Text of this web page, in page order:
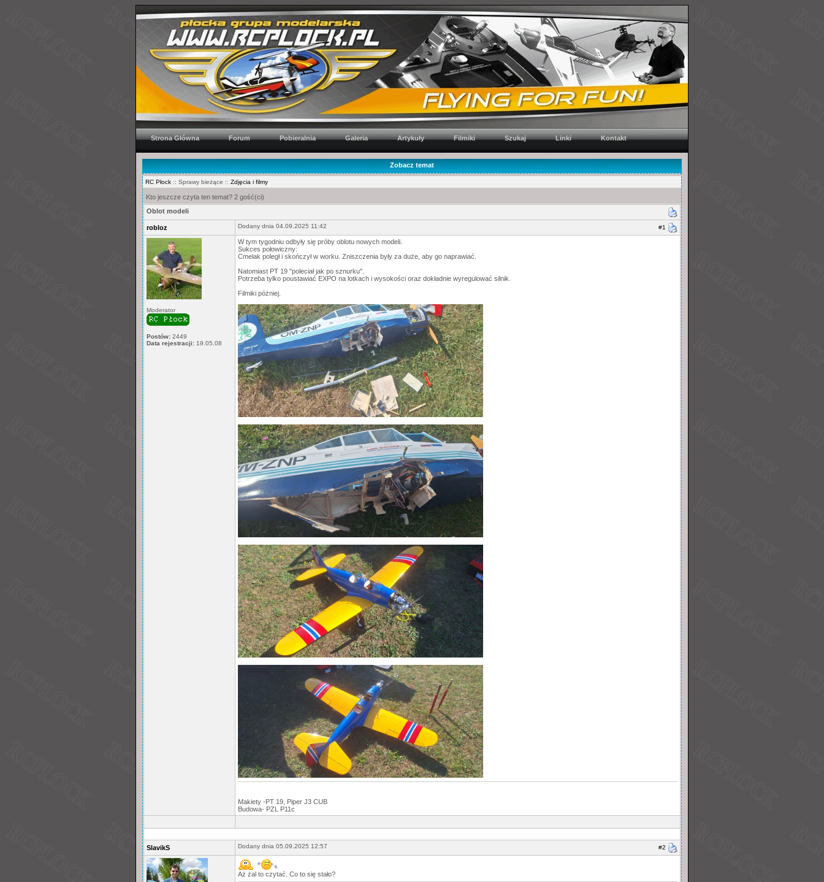
Strona Główna Forum Pobieralnia Galeria Artykuły Filmiki Szukaj Linki Kontakt
Zobacz temat
RC Płock :: Sprawy bieżące :: Zdjęcia i filmy
Kto jeszcze czyta ten temat? 2 gość(ci)
Oblot modeli
robloz #1
Dodany dnia 04.09.2025 11:42
Moderator
Postów: 2449
Data rejestracji: 19.05.08
W tym tygodniu odbyły się próby oblotu nowych modeli.
Sukces połowiczny:
Cmelak poległ i skończył w worku. Zniszczenia były za duże, aby go naprawiać.
Natomiast PT 19 "poleciał jak po sznurku".
Potrzeba tylko poustawiać EXPO na lotkach i wysokości oraz dokładnie wyregulować silnik.
Filmiki póżniej.
Makiety -PT 19, Piper J3 CUB
Budowa- PZL P11c
SlavikS #2
Dodany dnia 05.09.2025 12:57
Aż żal to czytać. Co to się stało?